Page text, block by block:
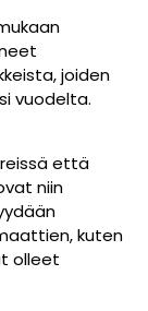
joiden
vuodelta.
että
niin
kuten
olleet